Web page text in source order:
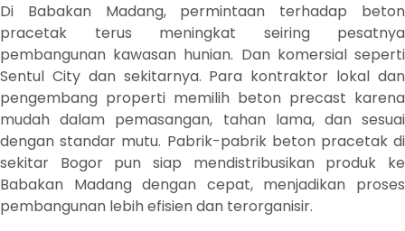
Di Babakan Madang, permintaan terhadap beton
pracetak terus meningkat seiring pesatnya
pembangunan kawasan hunian. Dan komersial seperti
Sentul City dan sekitarnya. Para kontraktor lokal dan
pengembang properti memilih beton precast karena
mudah dalam pemasangan, tahan lama, dan sesuai
dengan standar mutu. Pabrik-pabrik beton pracetak di
sekitar Bogor pun siap mendistribusikan produk ke
Babakan Madang dengan cepat, menjadikan proses
pembangunan lebih efisien dan terorganisir.